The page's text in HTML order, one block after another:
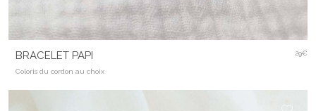
BRACELET PAPI
Coloris du cordon au choix
29€